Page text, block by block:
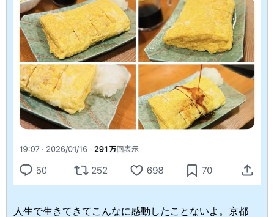
人生で生きてきてこんなに感動したことないよ。京都